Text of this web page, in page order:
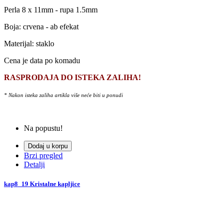
Perla 8 x 11mm - rupa 1.5mm
Boja: crvena - ab efekat
Materijal: staklo
Cena je data po komadu
RASPRODAJA DO ISTEKA ZALIHA!
* Nakon isteka zaliha artikla više neće biti u ponudi
Na popustu!
Dodaj u korpu
Brzi pregled
Detalji
kap8_19 Kristalne kapljice